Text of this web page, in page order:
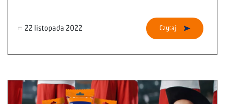
22 listopada 2022 Czytaj